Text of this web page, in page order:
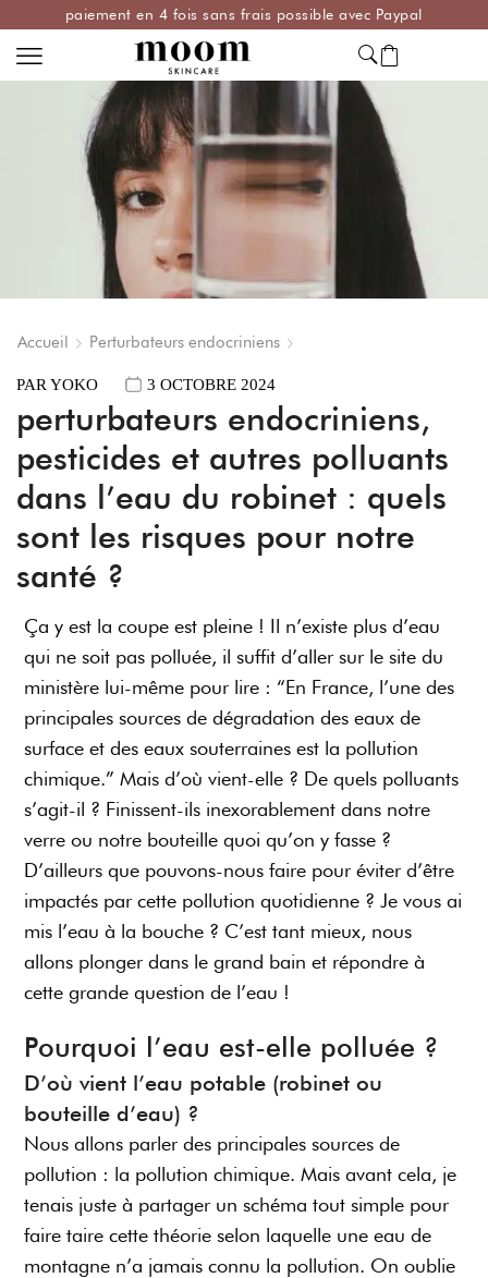
paiement en 4 fois sans frais possible avec Paypal
Accueil Perturbateurs endocriniens
PAR YOKO 3 OCTOBRE 2024
perturbateurs endocriniens,
pesticides et autres polluants
dans l’eau du robinet : quels
sont les risques pour notre
santé ?
Ça y est la coupe est pleine ! Il n’existe plus d’eau
qui ne soit pas polluée, il suffit d’aller sur le site du
ministère lui-même pour lire : “En France, l’une des
principales sources de dégradation des eaux de
surface et des eaux souterraines est la pollution
chimique.” Mais d’où vient-elle ? De quels polluants
s’agit-il ? Finissent-ils inexorablement dans notre
verre ou notre bouteille quoi qu’on y fasse ?
D’ailleurs que pouvons-nous faire pour éviter d’être
impactés par cette pollution quotidienne ? Je vous ai
mis l’eau à la bouche ? C’est tant mieux, nous
allons plonger dans le grand bain et répondre à
cette grande question de l’eau !
Pourquoi l’eau est-elle polluée ?
D’où vient l’eau potable (robinet ou
bouteille d’eau) ?
Nous allons parler des principales sources de
pollution : la pollution chimique. Mais avant cela, je
tenais juste à partager un schéma tout simple pour
faire taire cette théorie selon laquelle une eau de
montagne n’a jamais connu la pollution. On oublie